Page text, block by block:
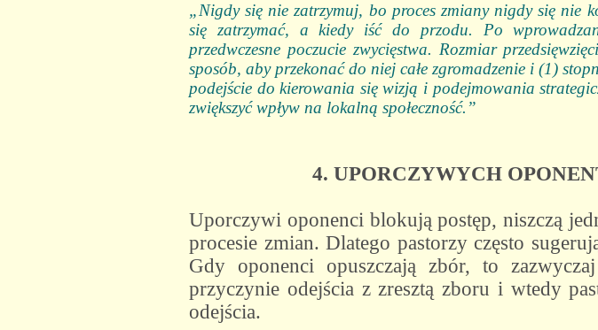
„Nigdy się nie zatrzymuj, bo proces zmiany nigdy się nie
się zatrzymać, a kiedy iść do przodu. Po
przedwczesne poczucie zwycięstwa. Rozmiar
sposób, aby przekonać do niej całe zgromadzenie i (1)
podejście do kierowania się wizją i podejmowania
zwiększyć wpływ na lokalną społeczność.”
4. UPORCZYWYCH
Uporczywi oponenci blokują postęp, niszczą
procesie zmian. Dlatego pastorzy często
Gdy oponenci opuszczają zbór, to
przyczynie odejścia z zresztą zboru i wtedy
odejścia.